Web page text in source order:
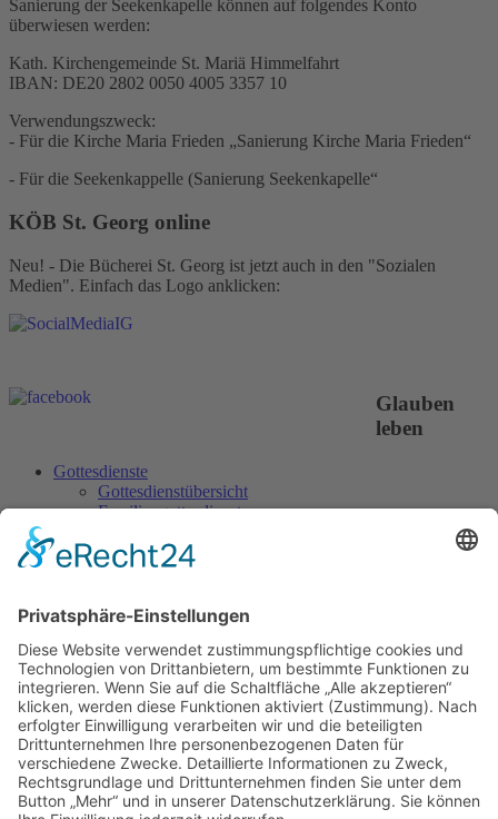
Sanierung der Seekenkapelle können auf folgendes Konto
überwiesen werden:
Kath. Kirchengemeinde St. Mariä Himmelfahrt
IBAN: DE20 2802 0050 4005 3357 10
Verwendungszweck:
- Für die Kirche Maria Frieden „Sanierung Kirche Maria Frieden“
- Für die Seekenkappelle (Sanierung Seekenkapelle“
KÖB St. Georg online
Neu! - Die Bücherei St. Georg ist jetzt auch in den "Sozialen
Medien". Einfach das Logo anklicken:
Glauben
leben
Gottesdienste
Gottesdienstübersicht
Familiengottesdienste
Beichte
Was ist zu tun ...
Erstkommunion Infos
Erstkommunion-Downloadbereich
Firmung
Firmvorbereitung Infos
Firmung Downloadbereich
Angebote für Trauernde (Flyer)
Projekt Kenosis
Ökumene
Ökumenischer Kinderbibeltag 2018
Meditation und Kontemplation
Gemeinsam meditieren